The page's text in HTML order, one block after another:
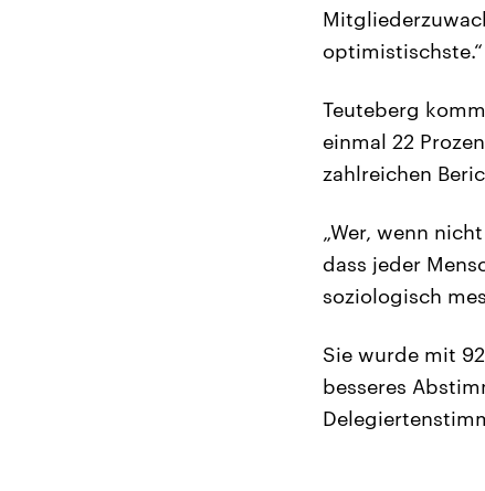
optimistischste.“
Teuteberg
einmal 22
zahlreichen
„Wer, wenn
dass jeder
soziologisch
Sie wurde mit
besseres